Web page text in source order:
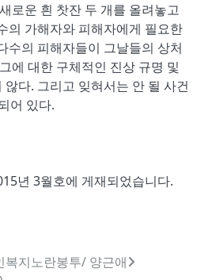
로운 흰 찻잔 두 개를 올려놓고
의 가해자와 피해자에게 필요한
수의 피해자들이 그날들의 상처
에 대한 구체적인 진상 규명 및
다. 그리고 잊혀서는 안 될 사건
어 있다.
년 3월호에 게재되었습니다.
복지노란봉투/ 양근애